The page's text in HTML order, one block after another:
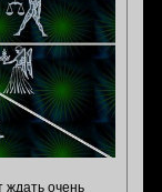
ждать очень